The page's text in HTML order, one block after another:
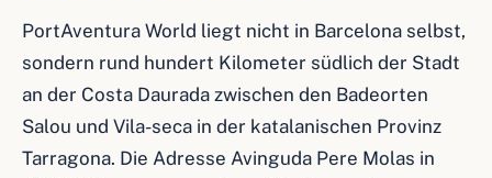
PortAventura World liegt nicht in Barcelona selbst,
sondern rund hundert Kilometer südlich der Stadt
an der Costa Daurada zwischen den Badeorten
Salou und Vila-seca in der katalanischen Provinz
Tarragona. Die Adresse Avinguda Pere Molas in